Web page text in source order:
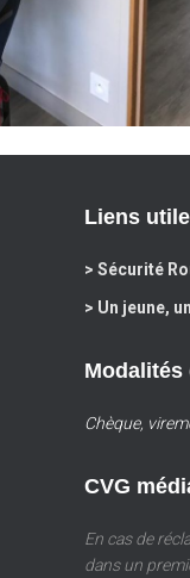
Liens
> Sécurité
> Un jeune,
Modalités
Chèque,
CVG
En cas de
dans un